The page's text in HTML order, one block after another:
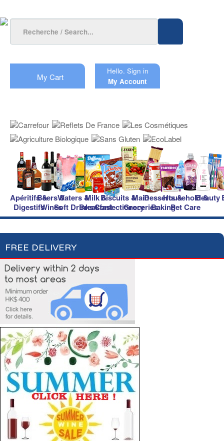
My Cart
Hello. Sign in
My Account
Apéritifs &
Digestifs
Beers &
Wines
Waters &
Soft Drinks
Milk &
Breakfast
Biscuits &
Confectionery
Main
Groceries
Desserts &
Baking
Household &
Pet Care
Beauty
FREE DELIVERY